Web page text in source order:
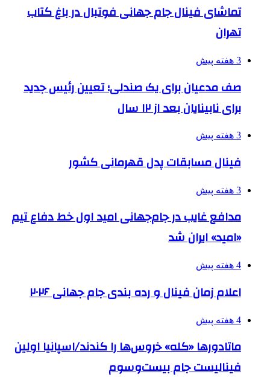
تماشای فینال جام جهانی فوتبال در باغ کتاب
تهران
3 هفته پیش
صف مدعیان برای یک صندلی؛ تعیین رئیس جدید
برای نابینایان بعد از ۱۲ سال
3 هفته پیش
فینال مسابقات پدل قهرمانی کشور
3 هفته پیش
مدافع غایب در جام‌جهانی امید اول خط دفاع تیم
«امید» ایران شد
4 هفته پیش
اعلام زمان فینال و رده بندی جام جهانی ۲۰۲۶
4 هفته پیش
ماتادورها «کله» خروس‌ها را کندند/اسپانیا اولین
فینالیست جام بیست‌وسوم